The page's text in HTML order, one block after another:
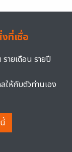
ที่เชื่อ
ายเดือน รายปี
ให้กับตัวท่านเอง